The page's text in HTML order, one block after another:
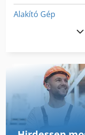
Alakító Gép
Albrecht Szita Gép
Alkatrészek És
Alu
Alváz